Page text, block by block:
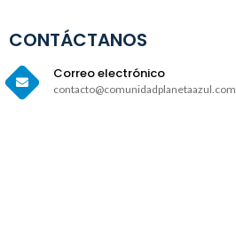
CONTÁCTANOS
Correo electrónico
contacto@comunidadplanetaazul.com